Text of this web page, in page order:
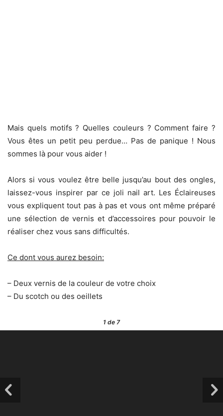
Mais quels motifs ? Quelles couleurs ? Comment faire ?
Vous êtes un petit peu perdue… Pas de panique ! Nous
sommes là pour vous aider !
Alors si vous voulez être belle jusqu’au bout des ongles,
laissez-vous inspirer par ce joli nail art. Les Éclaireuses
vous expliquent tout pas à pas et vous ont même préparé
une sélection de vernis et d’accessoires pour pouvoir le
réaliser chez vous sans difficultés.
Ce dont vous aurez besoin:
– Deux vernis de la couleur de votre choix
– Du scotch ou des oeillets
1 de 7